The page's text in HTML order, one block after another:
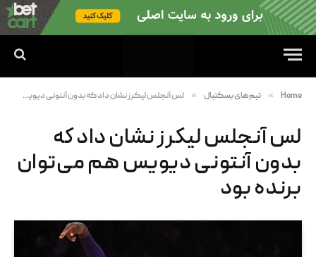
Home
» تیم‌های بسکتبال » لس آنجلس لیکرز نشان داد که بدون آنتونی دیویس هم می‌توان برنده بود
لس آنجلس لیکرز نشان داد که
بدون آنتونی دیویس هم می‌توان
برنده بود